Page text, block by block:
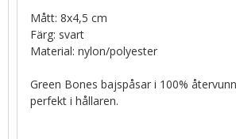
Mått: 8x4,5 cm
Färg: svart
Material: nylon/polyester
Green Bones bajspåsar i 100%
perfekt i hållaren.